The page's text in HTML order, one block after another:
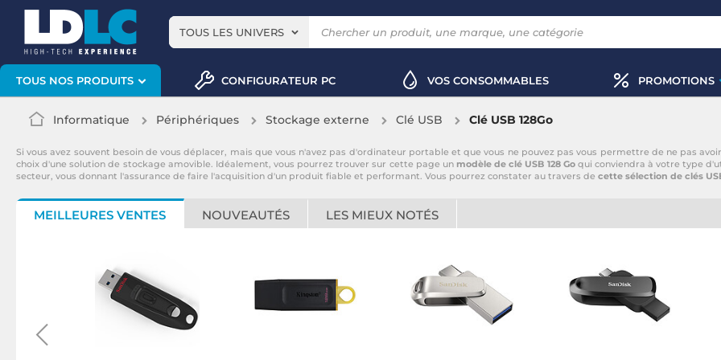
TOUS LES UNIVERS
TOUS NOS PRODUITS CONFIGURATEUR PC VOS CONSOMMABLES PROMOTIONS
Informatique Périphériques Stockage externe Clé USB Clé USB 128Go
Si vous avez souvent besoin de vous déplacer, mais que vous n'avez pas d'ordinateur portable et que vous ne pouvez pas vous permettre de ne pas
choix d'une solution de stockage amovible. Idéalement, vous pourrez trouver sur cette page un modèle de clé USB 128 Goqui conviendra à votre type
secteur, vous donnant l'assurance de faire l'acquisition d'un produit fiable et performant. Vous pourrez constater au travers de cette sélection de clés
MEILLEURES VENTES NOUVEAUTÉS LES MIEUX NOTÉS